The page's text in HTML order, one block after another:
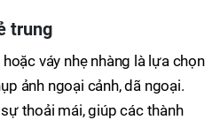
trung
váy nhẹ nhàng là lựa chọn
ảnh ngoại cảnh, dã ngoại.
thoải mái, giúp các thành